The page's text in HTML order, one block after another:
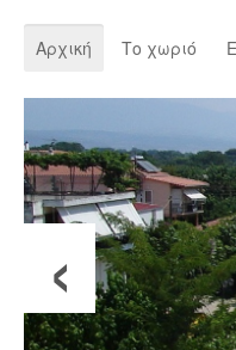
Αρχική Το χωριό
‹